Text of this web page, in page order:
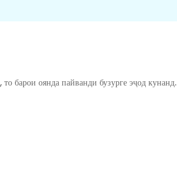
барои оянда пайванди бузурге эҷод кунанд.